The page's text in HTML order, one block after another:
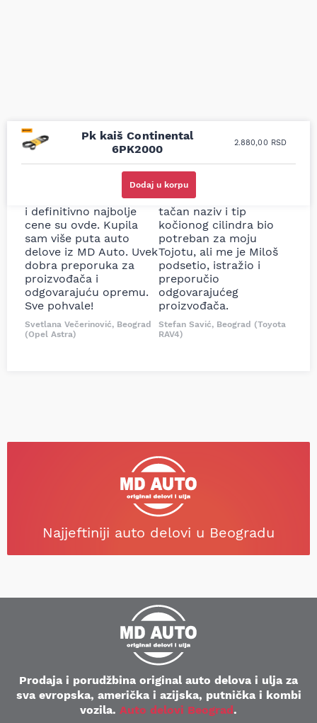
Pk kaiš Continental
6PK2000
2.880,00 RSD
Dodaj u korpu
Uporedila sam sve
prodavnice auto delova
i definitivno najbolje
cene su ovde. Kupila
sam više puta auto
delove iz MD Auto. Uvek
dobra preporuka za
proizvođača i
odgovarajuću opremu.
Sve pohvale!
Svetlana Večerinović, Beograd
(Opel Astra)
Odlična usluga i
ljubazni prodavci.
Nisam bio siguran koji je
tačan naziv i tip
kočionog cilindra bio
potreban za moju
Tojotu, ali me je Miloš
podsetio, istražio i
preporučio
odgovarajućeg
proizvođača.
Stefan Savić, Beograd (Toyota
RAV4)
Najjeftiniji auto delovi u Beogradu
Prodaja i porudžbina original auto delova i ulja za
sva evropska, američka i azijska, putnička i kombi
vozila. Auto delovi Beograd.